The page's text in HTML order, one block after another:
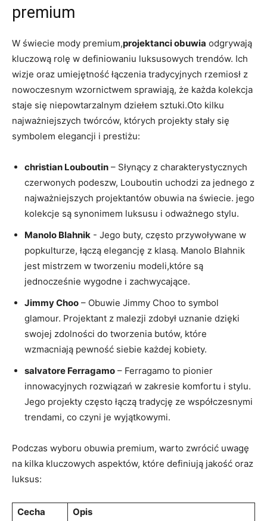
premium
W świecie mody‌ premium,projektanci obuwia odgrywają
kluczową⁤ rolę⁢ w definiowaniu luksusowych trendów. Ich‌
wizje oraz umiejętność łączenia tradycyjnych rzemiosł z
nowoczesnym wzornictwem ⁤sprawiają, że każda kolekcja
staje się niepowtarzalnym dziełem sztuki.Oto⁤ kilku
najważniejszych ​twórców, których projekty ‍stały się
symbolem elegancji i prestiżu:
christian Louboutin – ‌Słynący‍ z charakterystycznych
czerwonych‍ podeszw, Louboutin uchodzi ‌za jednego z
najważniejszych projektantów obuwia na świecie. jego
kolekcje są synonimem luksusu i odważnego stylu.
Manolo Blahnik ‍- Jego buty, ⁤często przywoływane w
popkulturze, łączą elegancję z⁤ klasą. ⁣Manolo Blahnik
jest mistrzem w tworzeniu ⁤modeli,które są
jednocześnie ⁣wygodne i zachwycające.
Jimmy Choo – Obuwie Jimmy Choo to‍ symbol
glamour. Projektant z malezji zdobył uznanie dzięki
swojej zdolności do tworzenia butów, które
wzmacniają pewność ‍siebie każdej kobiety.
salvatore Ferragamo – Ferragamo to pionier
innowacyjnych rozwiązań⁢ w ⁣zakresie komfortu i stylu.
Jego projekty często łączą tradycję ze ‍współczesnymi
trendami,⁤ co czyni je wyjątkowymi.
Podczas wyboru obuwia premium, ⁢warto zwrócić‌ uwagę
na kilka kluczowych aspektów, które definiują jakość⁣ oraz
luksus:
Cecha Opis